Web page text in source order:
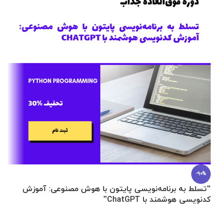
-90%
“تسلط به برنامه‌نویسی پایتون با هوش مصنوعی: آموزش
کدنویسی هوشمند با ChatGPT”